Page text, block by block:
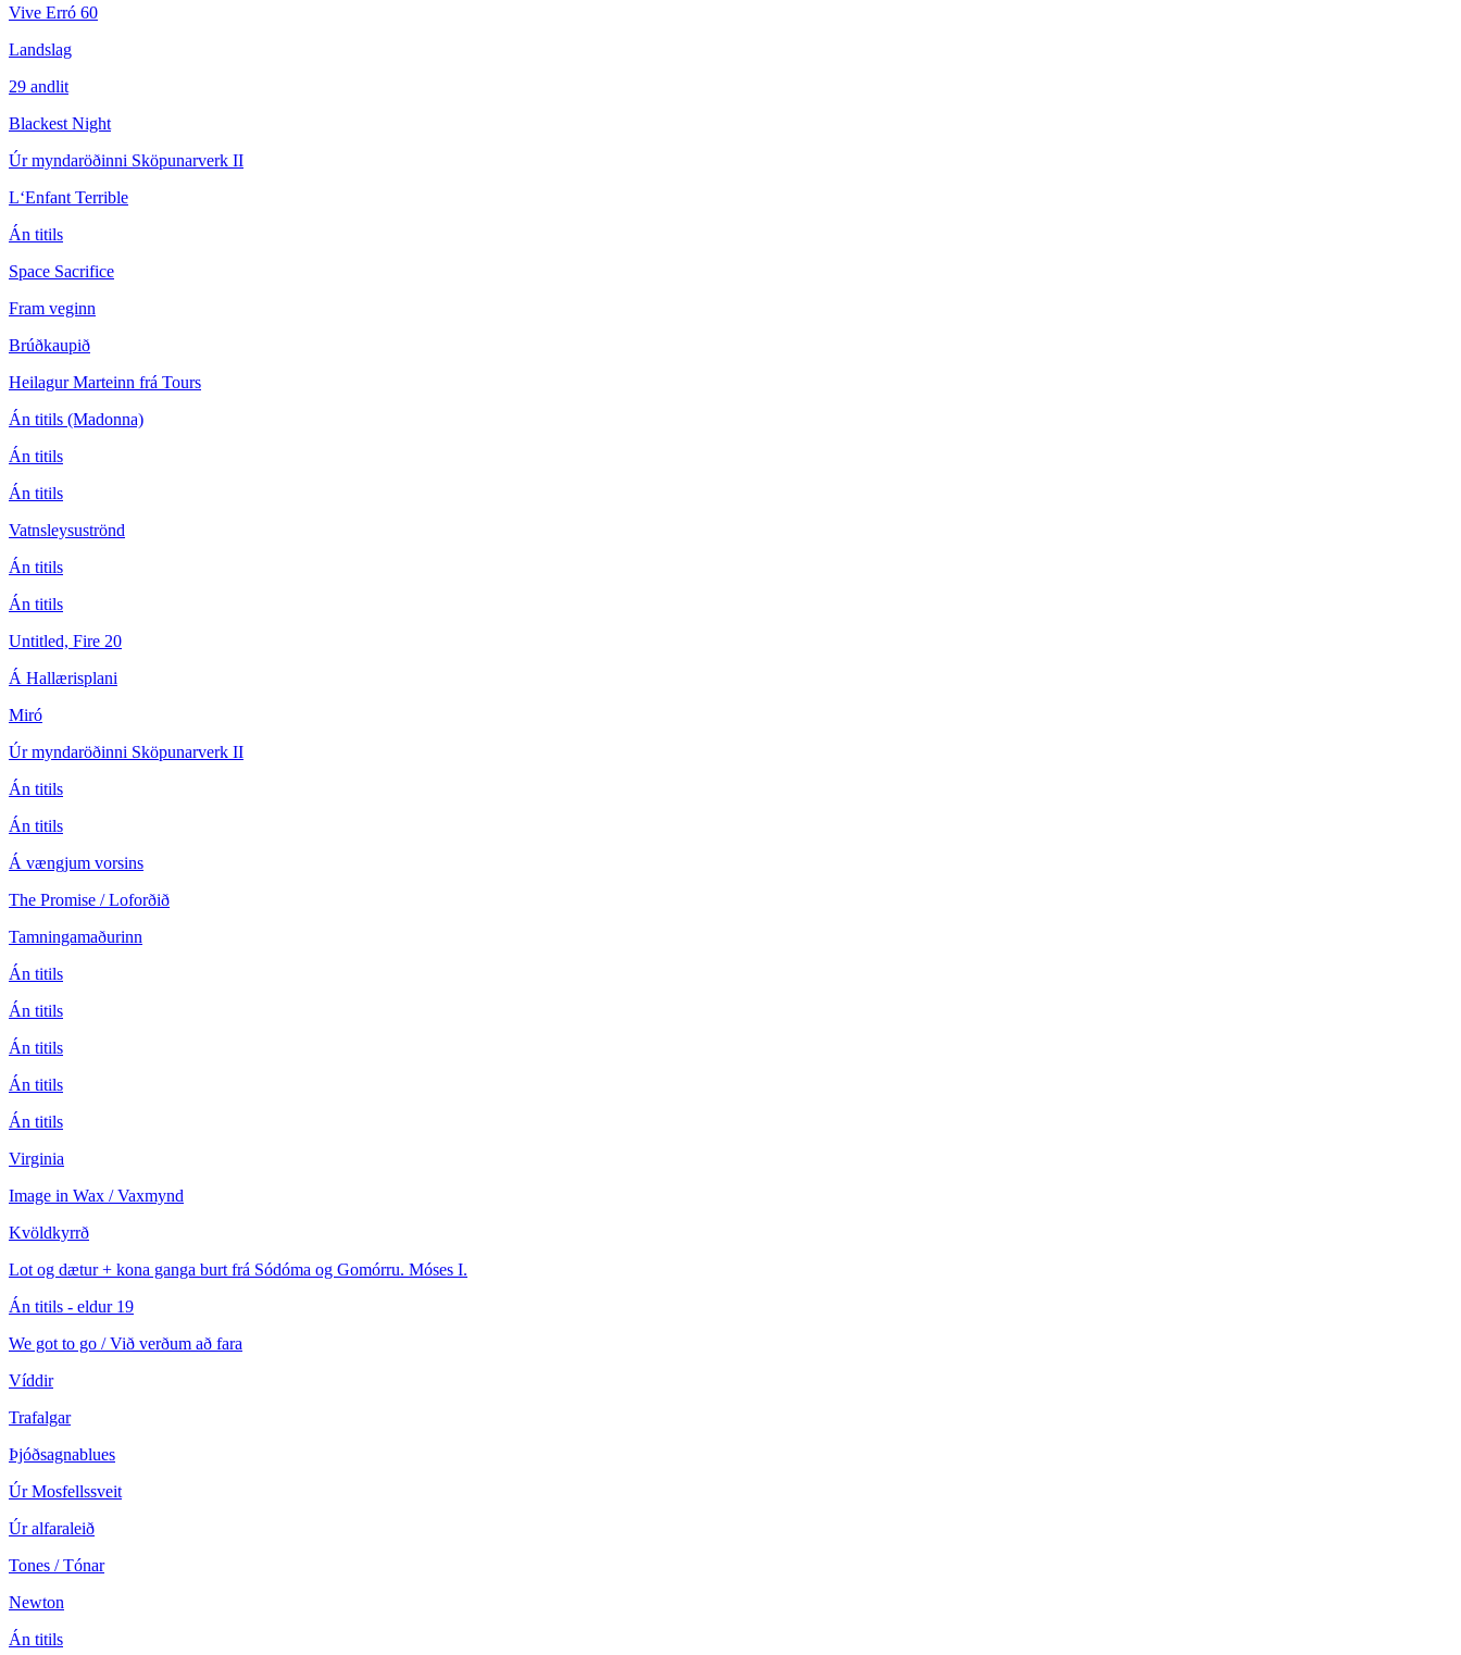
Vive Erró 60
Landslag
29 andlit
Blackest Night
Úr myndaröðinni Sköpunarverk II
L‘Enfant Terrible
Án titils
Space Sacrifice
Fram veginn
Brúðkaupið
Heilagur Marteinn frá Tours
Án titils (Madonna)
Án titils
Án titils
Vatnsleysuströnd
Án titils
Án titils
Untitled, Fire 20
Á Hallærisplani
Miró
Úr myndaröðinni Sköpunarverk II
Án titils
Án titils
Á vængjum vorsins
The Promise / Loforðið
Tamningamaðurinn
Án titils
Án titils
Án titils
Án titils
Án titils
Virginia
Image in Wax / Vaxmynd
Kvöldkyrrð
Lot og dætur + kona ganga burt frá Sódóma og Gomórru. Móses I.
Án titils - eldur 19
We got to go / Við verðum að fara
Víddir
Trafalgar
Þjóðsagnablues
Úr Mosfellssveit
Úr alfaraleið
Tones / Tónar
Newton
Án titils